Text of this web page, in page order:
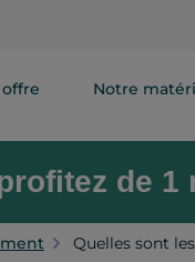
Notre
de 1
Quelles sont